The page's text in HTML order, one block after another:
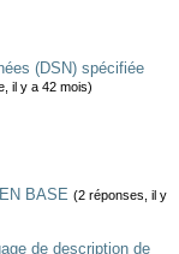
(DSN) spécifiée
il y a 42 mois)
BASE (2 réponses, il y
de description de